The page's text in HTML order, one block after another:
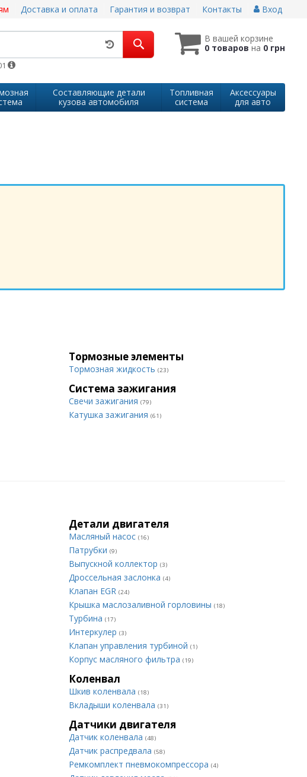
Доставка и оплата Гарантия и возврат Контакты Вход
В вашей корзине
0 товаровна 0 грн
Составляющие детали
кузова автомобиля
Топливная
система
Аксессуары
для авто
Тормозные элементы
Тормозная жидкость (23)
Система зажигания
Свечи зажигания (79)
Катушка зажигания (61)
Детали двигателя
Масляный насос (16)
Патрубки (9)
Выпускной коллектор (3)
Дроссельная заслонка (4)
Клапан EGR (24)
Крышка маслозаливной горловины (18)
Турбина (17)
Интеркулер (3)
Клапан управления турбиной (1)
Корпус масляного фильтра (19)
Коленвал
Шкив коленвала (18)
Вкладыши коленвала (31)
Датчики двигателя
Датчик коленвала (48)
Датчик распредвала (58)
Ремкомплект пневмокомпрессора (4)